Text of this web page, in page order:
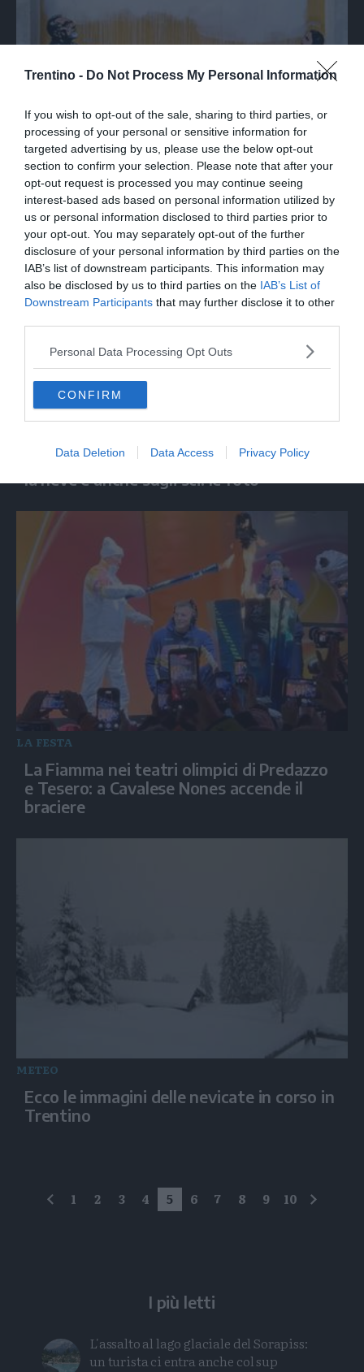
Trentino - Do Not Process My Personal Information
If you wish to opt-out of the sale, sharing to third parties, or
processing of your personal or sensitive information for
targeted advertising by us, please use the below opt-out
section to confirm your selection. Please note that after your
opt-out request is processed you may continue seeing
interest-based ads based on personal information utilized by
us or personal information disclosed to third parties prior to
your opt-out. You may separately opt-out of the further
disclosure of your personal information by third parties on the
IAB’s list of downstream participants. This information may
also be disclosed by us to third parties on the IAB’s List of
Downstream Participants that may further disclose it to other
Personal Data Processing Opt Outs
CONFIRM
Data Deletion Data Access Privacy Policy
MEMORIA
A Milano il murale con Primo Levi e Anna
Frank contro l'antisemitismo
Fiemme e Fassa: la fiamma olimpica sotto
la neve e anche sugli sci: le foto
LA FESTA
La Fiamma nei teatri olimpici di Predazzo
e Tesero: a Cavalese Nones accende il
braciere
METEO
Ecco le immagini delle nevicate in corso in
Trentino
precedente
1 2 3 4 5 6 7 8 9 10
I più letti
L'assalto al lago glaciale del Sorapiss:
un turista ci entra anche col sup